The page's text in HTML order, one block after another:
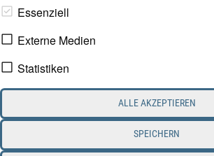
Essenziell
Externe Medien
Statistiken
ALLE AKZEPTIEREN
SPEICHERN
www.derfinanzinvestor.de - © 2026 - Die
Datenschutz
Interessenskonflikt & Risikohinweis
Nutzungsbedingungen